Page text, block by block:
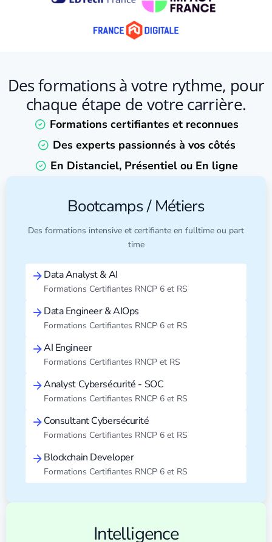
Des formations à votre rythme, pour
chaque étape de votre carrière.
Formations certifiantes et reconnues
Des experts passionnés à vos côtés
En Distanciel, Présentiel ou En ligne
Bootcamps / Métiers
Des formations intensive et certifiante en fulltime ou part
time
Data Analyst & AI
Formations Certifiantes RNCP 6 et RS
Data Engineer & AIOps
Formations Certifiantes RNCP 6 et RS
AI Engineer
Formations Certifiantes RNCP et RS
Analyst Cybersécurité - SOC
Formations Certifiantes RNCP 6 et RS
Consultant Cybersécurité
Formations Certifiantes RNCP 6 et RS
Blockchain Developer
Formations Certifiantes RNCP 6 et RS
Intelligence